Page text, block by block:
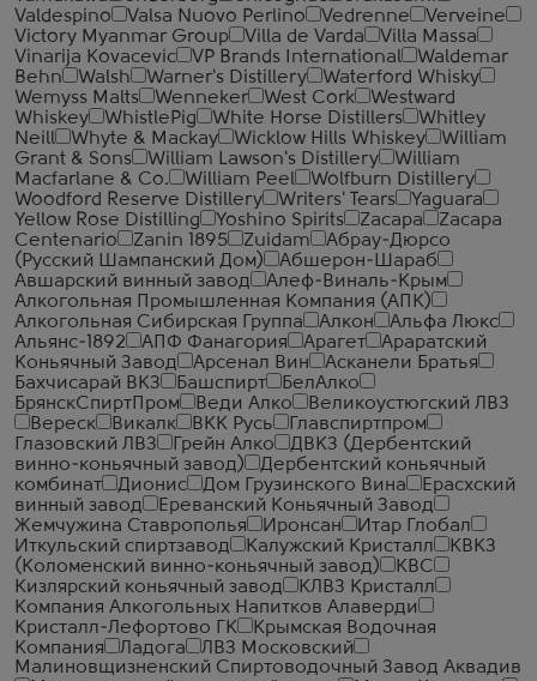
Valdespino
Valsa Nuovo Perlino Vedrenne
Verveine
Victory Myanmar Group
Villa de Varda
Villa Massa
Vinarija Kovacevic
VP Brands International
Waldemar
Behn
Walsh Warner's Distillery
Waterford Whisky
Wemyss Malts
Wenneker West Cork
Westward
Whiskey
WhistlePig White Horse Distillers
Whitley
Neill
Whyte & Mackay Wicklow Hills Whiskey
William
Grant & Sons
William Lawson's Distillery
William
Macfarlane & Co.
William Peel
Wolfburn Distillery
Woodford Reserve Distillery
Writers' Tears
Yaguara
Yellow Rose Distilling
Yoshino Spirits Zacapa
Zacapa
Centenario
Zanin 1895 Zuidam
Абрау-Дюрсо
(Русский Шампанский Дом)
Абшерон-Шараб
Авшарский винный завод
Алеф-Виналь-Крым
Алкогольная Промышленная Компания (АПК)
Алкогольная Сибирская Группа
Алкон
Альфа Люкс
Альянс-1892
АПФ Фанагория Арагет
Араратский
Коньячный Завод
Арсенал Вин
Асканели Братья
Бахчисарай ВКЗ
Башспирт
БелАлко
БрянскСпиртПром
Веди Алко
Великоустюгский ЛВЗ
Вереск
Викалк ВКК Русь
Главспиртпром
Глазовский ЛВЗ
Грейн Алко
ДВКЗ (Дербентский
винно-коньячный завод)
Дербентский коньячный
комбинат
Дионис Дом Грузинского Вина
Ерасхский
винный завод
Ереванский Коньячный Завод
Жемчужина Ставрополья
Иронсан
Итар Глобал
Иткульский спиртзавод
Калужский Кристалл
КВКЗ
(Коломенский винно-коньячный завод)
КВС
Кизлярский коньячный завод
КЛВЗ Кристалл
Компания Алкогольных Напитков Алаверди
Кристалл-Лефортово ГК
Крымская Водочная
Компания
Ладога
ЛВЗ Московский
Малиновщизненский Спиртоводочный Завод Аквадив